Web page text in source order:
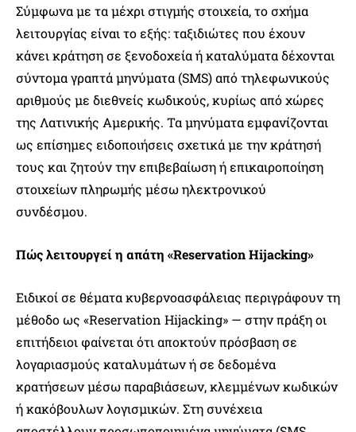
Σύμφωνα με τα μέχρι στιγμής στοιχεία, το σχήμα
λειτουργίας είναι το εξής: ταξιδιώτες που έχουν
κάνει κράτηση σε ξενοδοχεία ή καταλύματα δέχονται
σύντομα γραπτά μηνύματα (SMS) από τηλεφωνικούς
αριθμούς με διεθνείς κωδικούς, κυρίως από χώρες
της Λατινικής Αμερικής. Τα μηνύματα εμφανίζονται
ως επίσημες ειδοποιήσεις σχετικά με την κράτησή
τους και ζητούν την επιβεβαίωση ή επικαιροποίηση
στοιχείων πληρωμής μέσω ηλεκτρονικού
συνδέσμου.
Πώς λειτουργεί η απάτη «Reservation Hijacking»
Ειδικοί σε θέματα κυβερνοασφάλειας περιγράφουν τη
μέθοδο ως «Reservation Hijacking» — στην πράξη οι
επιτήδειοι φαίνεται ότι αποκτούν πρόσβαση σε
λογαριασμούς καταλυμάτων ή σε δεδομένα
κρατήσεων μέσω παραβιάσεων, κλεμμένων κωδικών
ή κακόβουλων λογισμικών. Στη συνέχεια